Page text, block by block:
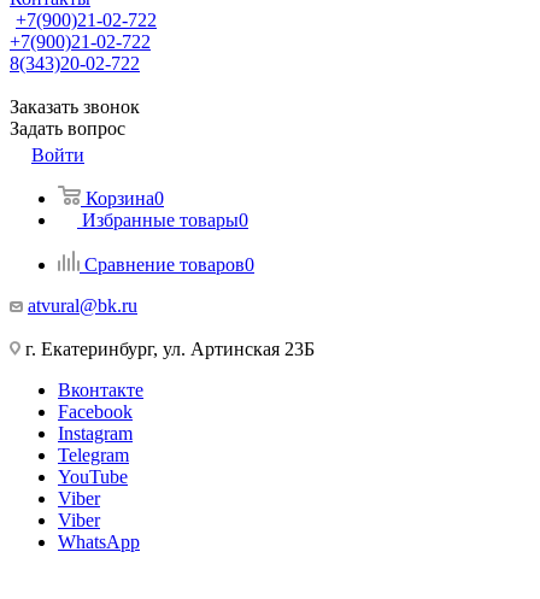
+7(900)21-02-722
+7(900)21-02-722
8(343)20-02-722
Заказать звонок
Задать вопрос
Войти
Корзина0
Избранные товары0
Сравнение товаров0
atvural@bk.ru
г. Екатеринбург, ул. Артинская 23Б
Вконтакте
Facebook
Instagram
Telegram
YouTube
Viber
Viber
WhatsApp